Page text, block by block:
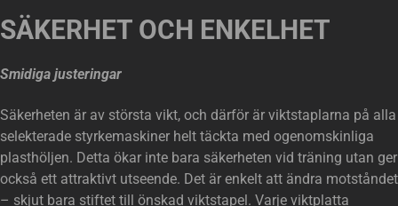
SÄKERHET OCH ENKELHET
Smidiga justeringar
Säkerheten är av största vikt, och därför är viktstaplarna på alla
selekterade styrkemaskiner helt täckta med ogenomskinliga
plasthöljen. Detta ökar inte bara säkerheten vid träning utan ger
också ett attraktivt utseende. Det är enkelt att ändra motståndet
– skjut bara stiftet till önskad viktstapel. Varje viktplatta